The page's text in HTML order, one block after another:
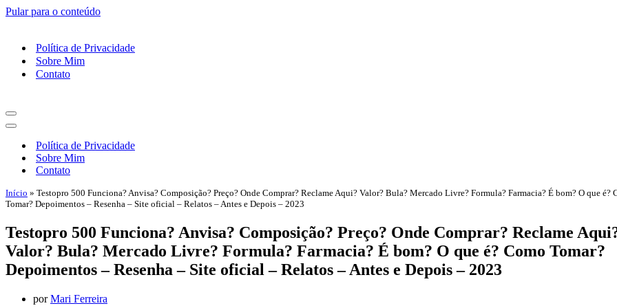
Pular para o conteúdo
Política de Privacidade
Sobre Mim
Contato
Menu
de
navegação
Menu
navegaçãoPolítica de Privacidade
Sobre Mim
Contato
Início » Testopro 500 Funciona? Anvisa? Composição? Preço? Onde Comprar? Reclame Aqui? Valor? Bula? Mercado Livre? Formula? Farmacia? É bom? O que é?
Tomar? Depoimentos – Resenha – Site oficial – Relatos – Antes e Depois – 2023
Testopro 500 Funciona? Anvisa? Composição? Preço? Onde Comprar? Reclame
Valor? Bula? Mercado Livre? Formula? Farmacia? É bom? O que é? Como Tomar?
Depoimentos – Resenha – Site oficial – Relatos – Antes e Depois – 2023
porMari Ferreira